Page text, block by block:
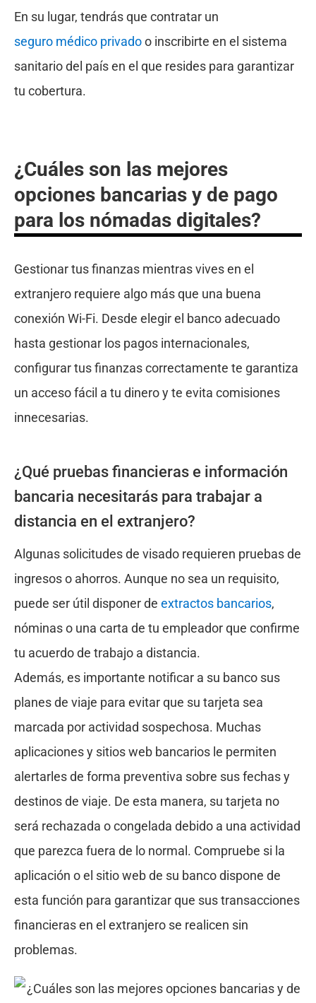
En su lugar, tendrás que contratar un
seguro médico privadoo inscribirte en el sistema
sanitario del país en el que resides para garantizar
tu cobertura.
¿Cuáles son las mejores
opciones bancarias y de pago
para los nómadas digitales?
Gestionar tus finanzas mientras vives en el
extranjero requiere algo más que una buena
conexión Wi-Fi. Desde elegir el banco adecuado
hasta gestionar los pagos internacionales,
configurar tus finanzas correctamente te garantiza
un acceso fácil a tu dinero y te evita comisiones
innecesarias.
¿Qué pruebas financieras e información
bancaria necesitarás para trabajar a
distancia en el extranjero?
Algunas solicitudes de visado requieren pruebas de
ingresos o ahorros. Aunque no sea un requisito,
puede ser útil disponer de extractos bancarios,
nóminas o una carta de tu empleador que confirme
tu acuerdo de trabajo a distancia.
Además, es importante notificar a su banco sus
planes de viaje para evitar que su tarjeta sea
marcada por actividad sospechosa. Muchas
aplicaciones y sitios web bancarios le permiten
alertarles de forma preventiva sobre sus fechas y
destinos de viaje. De esta manera, su tarjeta no
será rechazada o congelada debido a una actividad
que parezca fuera de lo normal. Compruebe si la
aplicación o el sitio web de su banco dispone de
esta función para garantizar que sus transacciones
financieras en el extranjero se realicen sin
problemas.